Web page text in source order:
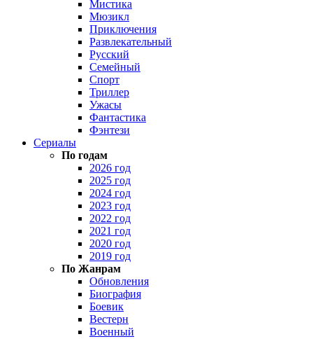
Мистика
Мюзикл
Приключения
Развлекательный
Русский
Семейный
Спорт
Триллер
Ужасы
Фантастика
Фэнтези
Сериалы
По годам
2026 год
2025 год
2024 год
2023 год
2022 год
2021 год
2020 год
2019 год
По Жанрам
Обновления
Биография
Боевик
Вестерн
Военный